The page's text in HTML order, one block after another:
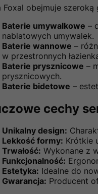
Foxal obejmuje
Baterie umywalkowe –
nablatowych umywalek.
Baterie wannowe –
w przestronnych
Baterie prysznicowe –
prysznicowych.
Baterie bidetowe –
cechy
Unikalny design:
Lekkość formy: Krótkie
Trwałość: Wykonane z
Funkcjonalność:
Estetyka: Idealne do
Gwarancja: Producent